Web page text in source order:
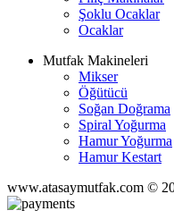
Şoklu Ocaklar
Ocaklar
Mutfak Makineleri
Mikser
Öğütücü
Soğan Doğrama
Spiral Yoğurma
Hamur Yoğurma
Hamur Kestart
www.atasaymutfak.com ©